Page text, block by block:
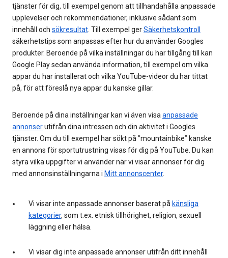
tjänster för dig, till exempel genom att tillhandahålla anpassade
upplevelser och rekommendationer, inklusive sådant som
innehåll och sökresultat . Till exempel gerSäkerhetskontroll
säkerhetstips som anpassas efter hur du använder Googles
produkter. Beroende på vilka inställningar du har tillgång till kan
Google Play sedan använda information, till exempel om vilka
appar du har installerat och vilka YouTube-videor du har tittat
på, för att föreslå nya appar du kanske gillar.
Beroende på dina inställningar kan vi även visa anpassade
annonserutifrån dina intressen och din aktivitet i Googles
tjänster. Om du till exempel har sökt på ”mountainbike” kanske
en annons för sportutrustning visas för dig på YouTube. Du kan
styra vilka uppgifter vi använder när vi visar annonser för dig
med annonsinställningarna i Mitt annonscenter.
Vi visar inte anpassade annonser baserat på känsliga
kategorier, som t.ex. etnisk tillhörighet, religion, sexuell
läggning eller hälsa.
Vi visar dig inte anpassade annonser utifrån ditt innehåll